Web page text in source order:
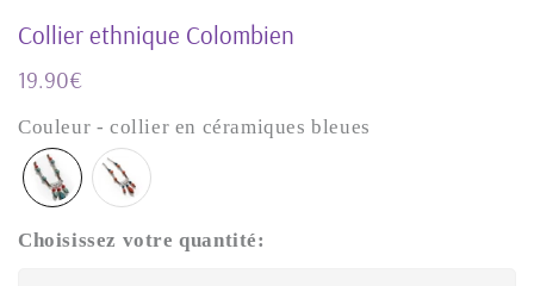
Collier ethnique Colombien
19.90€
price
Couleur - collier en céramiques bleues
Choisissez votre quantité: